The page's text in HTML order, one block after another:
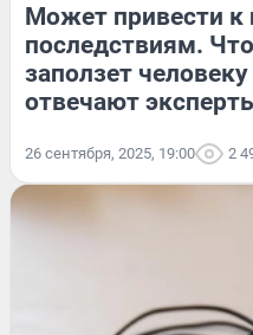
Может привести
последствиям.
заползет
отвечают
26 сентября, 2025, 19:00 2